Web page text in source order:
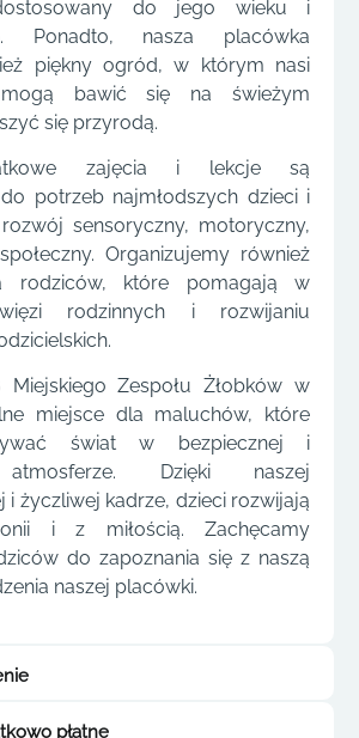
do jego wieku i
Ponadto, nasza placówka
piękny ogród, w którym nasi
mogą bawić się na świeżym
się przyrodą.
zajęcia i lekcje są
potrzeb najmłodszych dzieci i
sensoryczny, motoryczny,
Organizujemy również
rodziców, które pomagają w
rodzinnych i rozwijaniu
Miejskiego Zespołu Żłobków w
miejsce dla maluchów, które
świat w bezpiecznej i
atmosferze. Dzięki naszej
i życzliwej kadrze, dzieci rozwijają
i z miłością. Zachęcamy
do zapoznania się z naszą
naszej placówki.
płatne